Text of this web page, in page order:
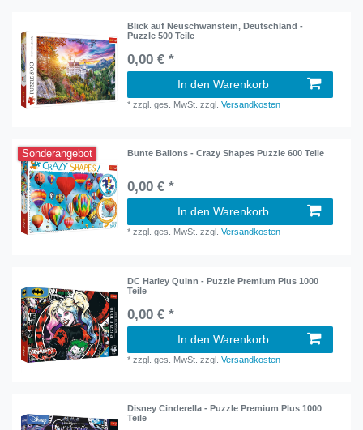
Blick auf Neuschwanstein, Deutschland -
Puzzle 500 Teile
0,00 € *
In den Warenkorb
*zzgl. ges. MwSt. zzgl.Versandkosten
Sonderangebot Bunte Ballons - Crazy Shapes Puzzle 600 Teile
0,00 € *
In den Warenkorb
*zzgl. ges. MwSt. zzgl.Versandkosten
DC Harley Quinn - Puzzle Premium Plus 1000
Teile
0,00 € *
In den Warenkorb
*zzgl. ges. MwSt. zzgl.Versandkosten
Disney Cinderella - Puzzle Premium Plus 1000
Teile